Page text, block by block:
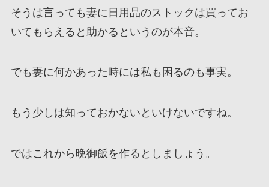
そうは言っても妻に日用品のストックは買ってお
いてもらえると助かるというのが本音。
でも妻に何かあった時には私も困るのも事実。
もう少しは知っておかないといけないですね。
ではこれから晩御飯を作るとしましょう。